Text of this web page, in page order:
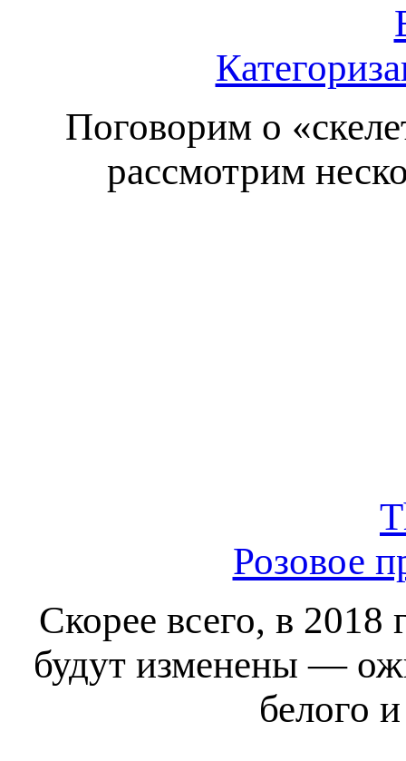
Поговорим о
рассмотрим
Розовое
Скорее всего, в 2018
будут изменены —
белого